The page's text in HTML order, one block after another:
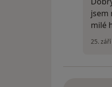
jsem
milé
25.